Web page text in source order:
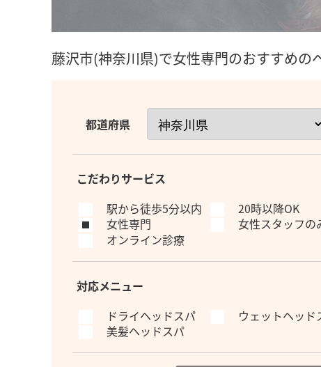
藤沢市(神奈川県)で女性専門のおすすめの
都道府県
こだわりサービス
駅から徒歩5分以内
20時以降OK
女性専門
女性スタッフの
オンライン診療
対応メニュー
ドライヘッドスパ
ウェットヘッド
美髪ヘッドスパ